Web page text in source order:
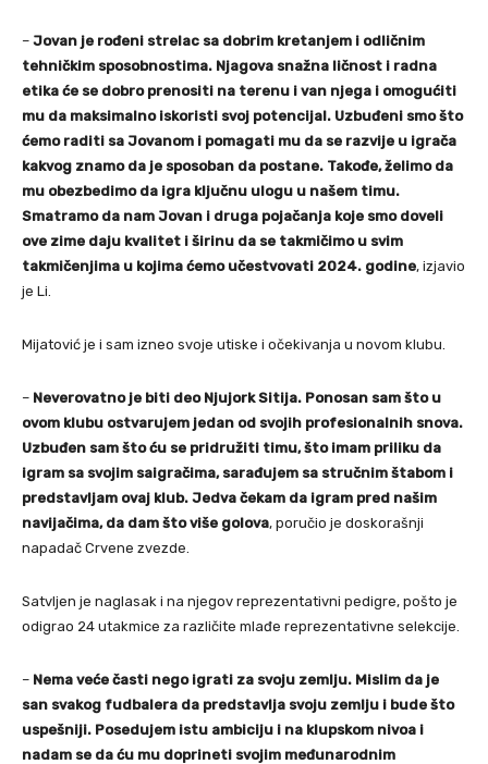
– Jovan je rođeni strelac sa dobrim kretanjem i odličnim
tehničkim sposobnostima. Njagova snažna ličnost i radna
etika će se dobro prenositi na terenu i van njega i omogućiti
mu da maksimalno iskoristi svoj potencijal. Uzbuđeni smo što
ćemo raditi sa Jovanom i pomagati mu da se razvije u igrača
kakvog znamo da je sposoban da postane. Takođe, želimo da
mu obezbedimo da igra ključnu ulogu u našem timu.
Smatramo da nam Jovan i druga pojačanja koje smo doveli
ove zime daju kvalitet i širinu da se takmičimo u svim
takmičenjima u kojima ćemo učestvovati 2024. godine, izjavio
je Li.
Mijatović je i sam izneo svoje utiske i očekivanja u novom klubu.
– Neverovatno je biti deo Njujork Sitija. Ponosan sam što u
ovom klubu ostvarujem jedan od svojih profesionalnih snova.
Uzbuđen sam što ću se pridružiti timu, što imam priliku da
igram sa svojim saigračima, sarađujem sa stručnim štabom i
predstavljam ovaj klub. Jedva čekam da igram pred našim
navijačima, da dam što više golova, poručio je doskorašnji
napadač Crvene zvezde.
Satvljen je naglasak i na njegov reprezentativni pedigre, pošto je
odigrao 24 utakmice za različite mlađe reprezentativne selekcije.
– Nema veće časti nego igrati za svoju zemlju. Mislim da je
san svakog fudbalera da predstavlja svoju zemlju i bude što
uspešniji. Posedujem istu ambiciju i na klupskom nivoa i
nadam se da ću mu doprineti svojim međunarodnim